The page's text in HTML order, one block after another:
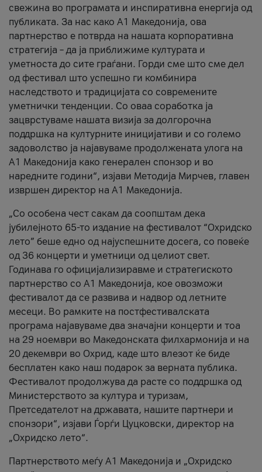
свежина во програмата и инспиративна енергија од
публиката. За нас како A1 Македонија, ова
партнерство е потврда на нашата корпоративна
стратегија – да ја приближиме културата и
уметноста до сите граѓани. Горди сме што сме дел
од фестивал што успешно ги комбинира
наследството и традицијата со современите
уметнички тенденции. Со оваа соработка ја
зацврстуваме нашата визија за долгорочна
поддршка на културните иницијативи и со големо
задоволство ја најавуваме продолжената улога на
A1 Македонија како генерален спонзор и во
наредните години“, изјави Методија Мирчев, главен
извршен директор на A1 Македонија.
„Со особена чест сакам да соопштам дека
јубилејното 65-то издание на фестивалот “Охридско
лето” беше едно од најуспешните досега, со повеќе
од 36 концерти и уметници од целиот свет.
Годинава го официјализиравме и стратегиското
партнерство со А1 Македонија, кое овозможи
фестивалот да се развива и надвор од летните
месеци. Во рамките на постфестивалската
програма најавуваме два значајни концерти и тоа
на 29 ноември во Македонската филхармонија и на
20 декември во Охрид, каде што влезот ќе биде
бесплатен како наш подарок за верната публика.
Фестивалот продолжува да расте со поддршка од
Министерството за култура и туризам,
Претседателот на државата, нашите партнери и
спонзори“, изјави Ѓорѓи Цуцковски, директор на
„Охридско лето“.
Партнерството меѓу A1 Македонија и „Охридско